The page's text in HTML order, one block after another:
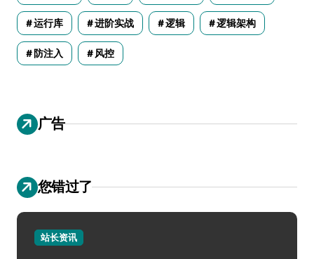
运行库 进阶实战 逻辑 逻辑架构
防注入 风控
广告
您错过了
站长资讯